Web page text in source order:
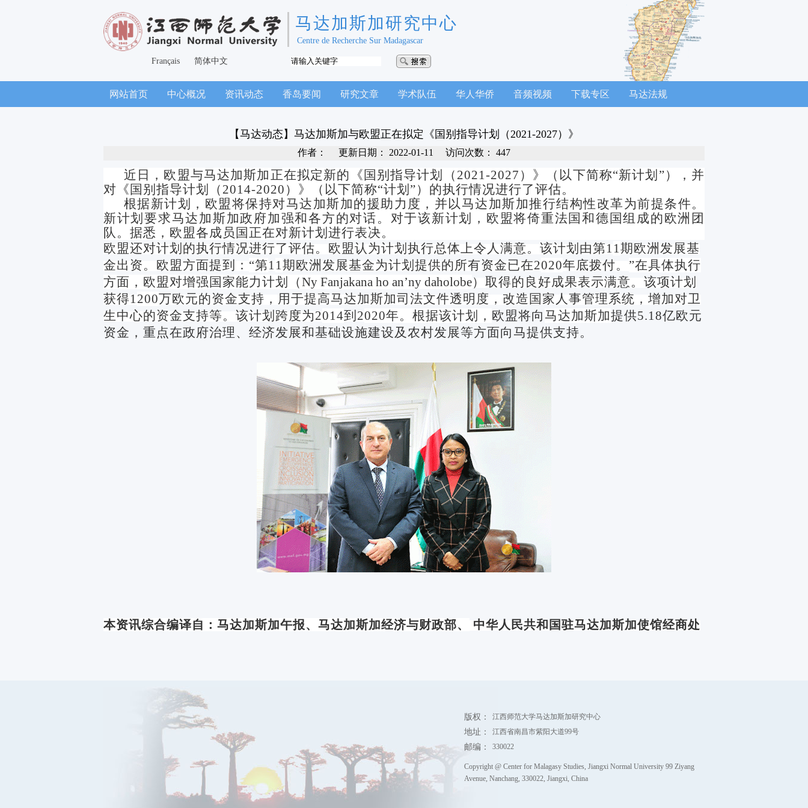
马达加斯加研究中心
Centre de Recherche Sur Madagascar
Français 简体中文
网站首页 中心概况 资讯动态 香岛要闻 研究文章 学术队伍 华人华侨 音频视频 下载专区 马达法规
【马达动态】马达加斯加与欧盟正在拟定《国别指导计划（2021-2027）》
作者： 更新日期： 2022-01-11 访问次数： 447
近日，欧盟与马达加斯加正在拟定新的《国别指导计划（ 2021-2027 ）》（以下简称“新计划”），并
对《国别指导计划（ 2014-2020 ）》（以下简称“计划”）的执行情况进行了评估。
根据新计划，欧盟将保持对马达加斯加的援助力度，并以马达加斯加推行结构性改革为前提条件。
新计划要求马达加斯加政府加强和各方的对话。对于该新计划，欧盟将倚重法国和德国组成的欧洲团
队。据悉，欧盟各成员国正在对新计划进行表决。
欧盟还对计划的执行情况进行了评估。欧盟认为计划执行总体上令人满意。该计划由第11期欧洲发展基
金出资。欧盟方面提到： “第11期欧洲发展基金为计划提供的所有资金已在2020年底拨付。 ”在具体执行
方面，欧盟对增强国家能力计划（Ny Fanjakana ho an’ny daholobe）取得的良好成果表示满意。该项计划
获得1200万欧元的资金支持，用于提高马达加斯加司法文件透明度，改造国家人事管理系统，增加对卫
生中心的资金支持等。该计划跨度为2014到 2020年。根据该计划， 欧盟将向 马达加斯加提供5.18亿欧元
资金，重点在政府治理、经济发展和基础设施建设及农村发展等方面向马提供支持。
本资讯综合编译自： 马达加斯加午报、 马达加斯加经济与财政部、 中华人民共和国驻马达加斯加使馆经商处
版权： 江西师范大学马达加斯加研究中心
地址： 江西省南昌市紫阳大道99号
邮编： 330022
Copyright @ Center for Malagasy Studies, Jiangxi Normal University 99 Ziyang
Avenue, Nanchang, 330022, Jiangxi, China